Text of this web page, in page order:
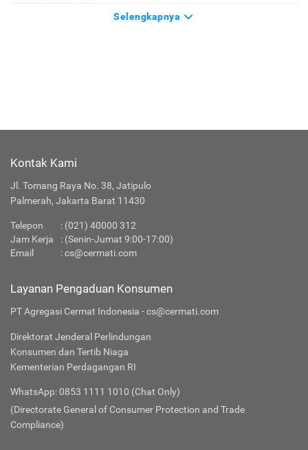
Selengkapnya
Kontak Kami
Jl. Tomang Raya No. 38, Jatipulo
Palmerah, Jakarta Barat 11430
Telepon : (021) 40000 312
Jam Kerja
: (Senin-Jumat 9:00-17:00)
Email
:cs@cermati.com
Layanan Pengaduan Konsumen
PT Agregasi Cermat Indonesia - cs@cermati.com
Direktorat Jenderal Perlindungan
Konsumen dan Tertib Niaga
Kementerian Perdagangan RI
WhatsApp: 0853 1111 1010 (Chat Only)
(Directorate General of Consumer Protection and Trade
Compliance)